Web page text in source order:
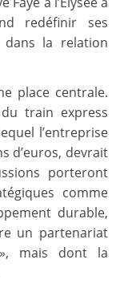
redéfinir ses
la relation
place centrale.
train express
l’entreprise
d’euros, devrait
porteront
comme
durable,
un partenariat
mais dont la